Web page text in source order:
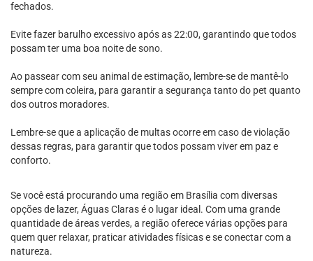
fechados.
Evite fazer barulho excessivo após as 22:00, garantindo que todos
possam ter uma boa noite de sono.
Ao passear com seu animal de estimação, lembre-se de mantê-lo
sempre com coleira, para garantir a segurança tanto do pet quanto
dos outros moradores.
Lembre-se que a aplicação de multas ocorre em caso de violação
dessas regras, para garantir que todos possam viver em paz e
conforto.
Se você está procurando uma região em Brasília com diversas
opções de lazer, Águas Claras é o lugar ideal. Com uma grande
quantidade de áreas verdes, a região oferece várias opções para
quem quer relaxar, praticar atividades físicas e se conectar com a
natureza.